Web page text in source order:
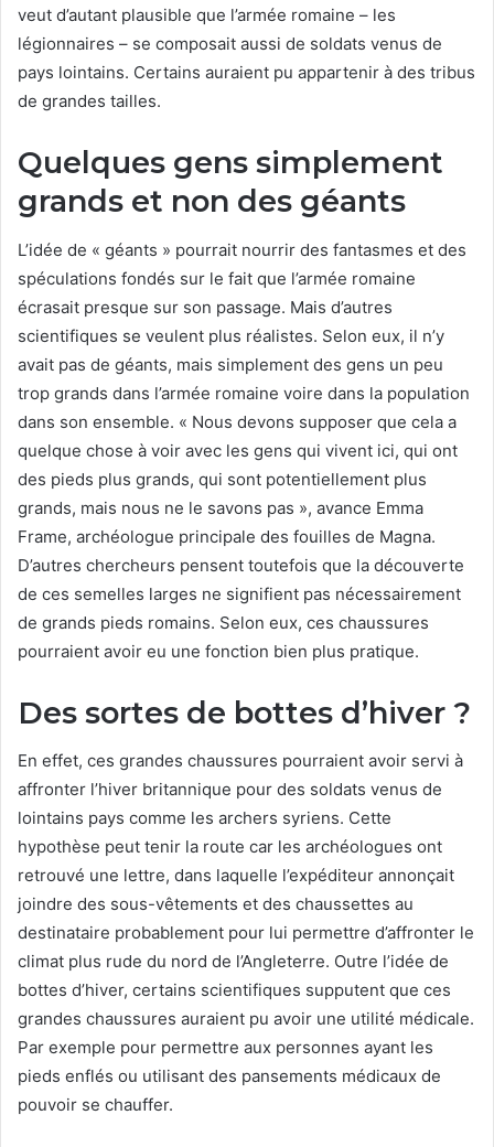
veut d’autant plausible que l’armée romaine – les
légionnaires – se composait aussi de soldats venus de
pays lointains. Certains auraient pu appartenir à des tribus
de grandes tailles.
Quelques gens simplement
grands et non des géants
L’idée de « géants » pourrait nourrir des fantasmes et des
spéculations fondés sur le fait que l’armée romaine
écrasait presque sur son passage. Mais d’autres
scientifiques se veulent plus réalistes. Selon eux, il n’y
avait pas de géants, mais simplement des gens un peu
trop grands dans l’armée romaine voire dans la population
dans son ensemble. « Nous devons supposer que cela a
quelque chose à voir avec les gens qui vivent ici, qui ont
des pieds plus grands, qui sont potentiellement plus
grands, mais nous ne le savons pas », avance Emma
Frame, archéologue principale des fouilles de Magna.
D’autres chercheurs pensent toutefois que la découverte
de ces semelles larges ne signifient pas nécessairement
de grands pieds romains. Selon eux, ces chaussures
pourraient avoir eu une fonction bien plus pratique.
Des sortes de bottes d’hiver ?
En effet, ces grandes chaussures pourraient avoir servi à
affronter l’hiver britannique pour des soldats venus de
lointains pays comme les archers syriens. Cette
hypothèse peut tenir la route car les archéologues ont
retrouvé une lettre, dans laquelle l’expéditeur annonçait
joindre des sous-vêtements et des chaussettes au
destinataire probablement pour lui permettre d’affronter le
climat plus rude du nord de l’Angleterre. Outre l’idée de
bottes d’hiver, certains scientifiques supputent que ces
grandes chaussures auraient pu avoir une utilité médicale.
Par exemple pour permettre aux personnes ayant les
pieds enflés ou utilisant des pansements médicaux de
pouvoir se chauffer.